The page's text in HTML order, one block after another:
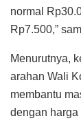
normal
Rp7.500,”
Menurutnya,
arahan Wali
membantu
dengan